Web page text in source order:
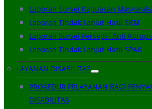
Laporan Survei Kepuasan
Laporan Tindak Lanjut Hasil SKM
Laporan Survei Persepsi Anti
Laporan Tindak Lanjut Hasil SPAK
LAYANAN DISABILITAS
PROSEDUR PELAYANAN BAGI
DISABILITAS